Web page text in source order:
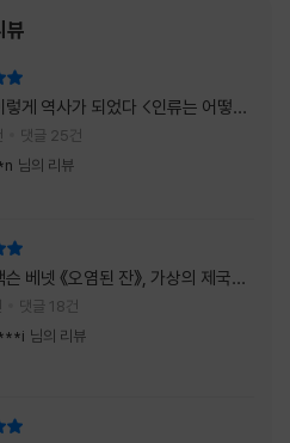
았을 때는 동화를 다시 읽는 감성 에세
로 생각했다. 하지만 책장을 넘길수록
다. 동화는 아이들만을 위한 이야기가
, 삶에 지친 어른들의 마음을 치유하는
수한 언어라는 사실을 말이다. 이 책은
뷰
역사가 되었다 <인류는 어떻게
었나>
댓글 25건
님의 리뷰
베넷 《오염된 잔》, 가상의 제국이
미스터리 사건의 치밀함이 이루어
의 시너지...
댓글 18건
님의 리뷰